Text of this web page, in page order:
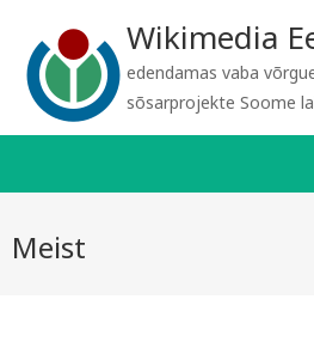
Wikimedia
edendamas vaba
sõsarprojekte Soome
Meist